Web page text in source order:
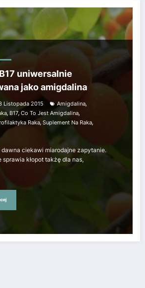
rozpoznawana jako amigdalina
uniwersalnie
jako amigdalina
Listopada 2015 Amigdalina,
,B17, Co To Jest Amigdalina,
Raka, Suplement Na Raka,
ciekawi miarodajne zapytanie.
sprawia kłopot takżę dla nas,